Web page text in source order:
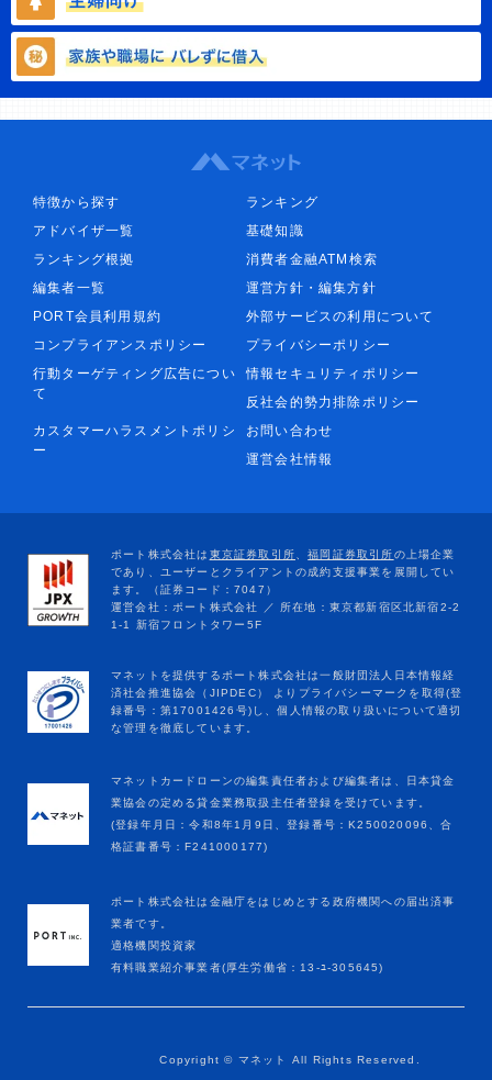
特徴から探す
ランキング
アドバイザ一覧
基礎知識
ランキング根拠
消費者金融ATM検索
編集者一覧
運営方針・編集方針
PORT会員利用規約
外部サービスの利用について
コンプライアンスポリシー
プライバシーポリシー
行動ターゲティング広告につい
て
情報セキュリティポリシー
反社会的勢力排除ポリシー
カスタマーハラスメントポリシ
ー
お問い合わせ
運営会社情報
マネットカードローンの編集責任者および編集者は、日本貸金
業協会の定める貸金業務取扱主任者登録を受けています。
(登録年月日：令和8年1月9日、登録番号：K250020096、合
格証書番号：F241000177)
ポート株式会社は金融庁をはじめとする政府機関への届出済事
業者です。
適格機関投資家
有料職業紹介事業者(厚生労働省：13-ﾕ-305645)